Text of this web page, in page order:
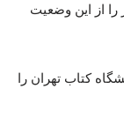
از این وضعیت
کتاب تهران را